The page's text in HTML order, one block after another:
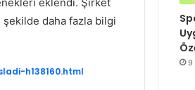
daha fazla bilgi
h138160.html
9